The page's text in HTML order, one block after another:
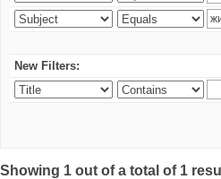
New Filters:
Showing 1 out of a total of 1